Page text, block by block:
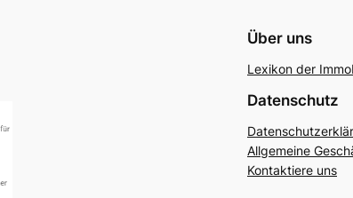
Über uns
Lexikon der
Datenschutz
Allgemeine
Kontaktiere uns